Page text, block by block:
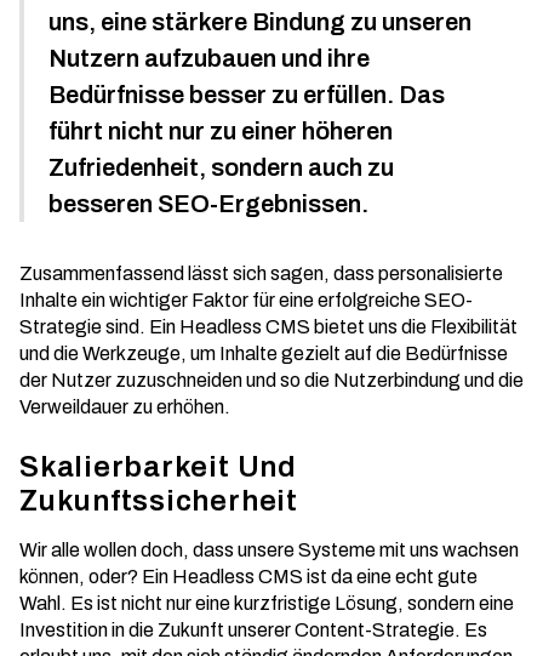
uns, eine stärkere Bindung zu unseren
Nutzern aufzubauen und ihre
Bedürfnisse besser zu erfüllen. Das
führt nicht nur zu einer höheren
Zufriedenheit, sondern auch zu
besseren SEO-Ergebnissen.
Zusammenfassend lässt sich sagen, dass personalisierte
Inhalte ein wichtiger Faktor für eine erfolgreiche SEO-
Strategie sind. Ein Headless CMS bietet uns die Flexibilität
und die Werkzeuge, um Inhalte gezielt auf die Bedürfnisse
der Nutzer zuzuschneiden und so die Nutzerbindung und die
Verweildauer zu erhöhen.
Skalierbarkeit Und
Zukunftssicherheit
Wir alle wollen doch, dass unsere Systeme mit uns wachsen
können, oder? Ein Headless CMS ist da eine echt gute
Wahl. Es ist nicht nur eine kurzfristige Lösung, sondern eine
Investition in die Zukunft unserer Content-Strategie. Es